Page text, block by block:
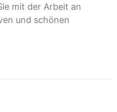
mit der Arbeit an
und schönen